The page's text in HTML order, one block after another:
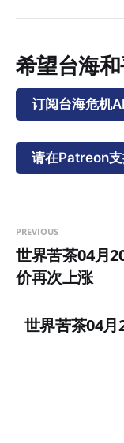
希望台海
订阅台海危机
请在Patreon
PREVIOUS
世界苦茶04月
价再次上涨
世界苦茶04